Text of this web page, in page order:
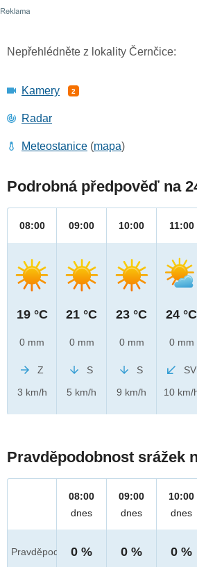
Nepřehlédněte z lokality Černčice:
Kamery 2
Radar
Meteostanice (mapa)
Podrobná předpověď na
08:00
19 °C
0 mm
Z
3 km/h
09:00
21 °C
0 mm
S
5 km/h
10:00
23 °C
0 mm
S
9 km/h
11:00
24 °C
0 mm
SV
10 km/
Pravděpodobnost srážek
Pravděpod.
08:00
dnes
0 %
09:00
dnes
0 %
10:00
dnes
0 %